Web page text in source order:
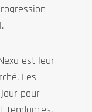
est leur
Les
pour